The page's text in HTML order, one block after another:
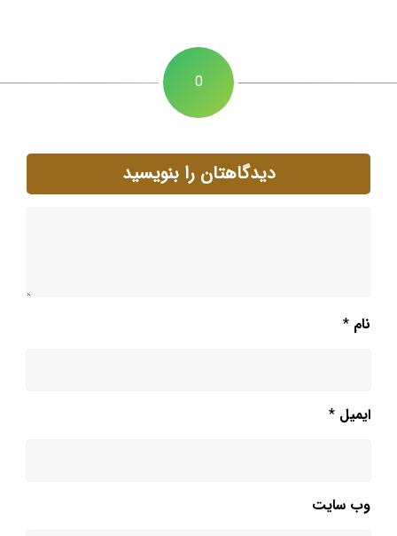
0
دیدگاهتان را بنویسید
نام *
ایمیل *
وب‌ سایت